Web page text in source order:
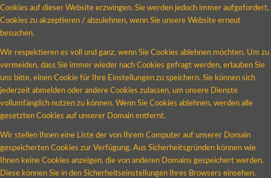
Cookies auf dieser Website erzwingen. Sie werden jedoch immer aufgefordert,
Cookies zu akzeptieren / abzulehnen, wenn Sie unsere Website erneut
besuchen.
Wir respektieren es voll und ganz, wenn Sie Cookies ablehnen möchten. Um zu
vermeiden, dass Sie immer wieder nach Cookies gefragt werden, erlauben Sie
uns bitte, einen Cookie für Ihre Einstellungen zu speichern. Sie können sich
jederzeit abmelden oder andere Cookies zulassen, um unsere Dienste
vollumfänglich nutzen zu können. Wenn Sie Cookies ablehnen, werden alle
gesetzten Cookies auf unserer Domain entfernt.
Wir stellen Ihnen eine Liste der von Ihrem Computer auf unserer Domain
gespeicherten Cookies zur Verfügung. Aus Sicherheitsgründen können wie
Ihnen keine Cookies anzeigen, die von anderen Domains gespeichert werden.
Diese können Sie in den Sicherheitseinstellungen Ihres Browsers einsehen.